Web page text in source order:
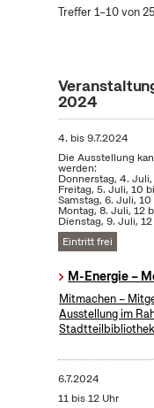
Treffer 1–10 von 25
2024
4. bis9.7.2024
Die Ausstellung
werden:
Donnerstag, 4. Juli,
Freitag, 5. Juli, 10
Samstag, 6. Juli,
Montag, 8. Juli, 12
Dienstag, 9. Juli,
Eintritt frei
M-Energie –
Mitmachen –
Ausstellung im
6.7.2024
11 bis 12 Uhr